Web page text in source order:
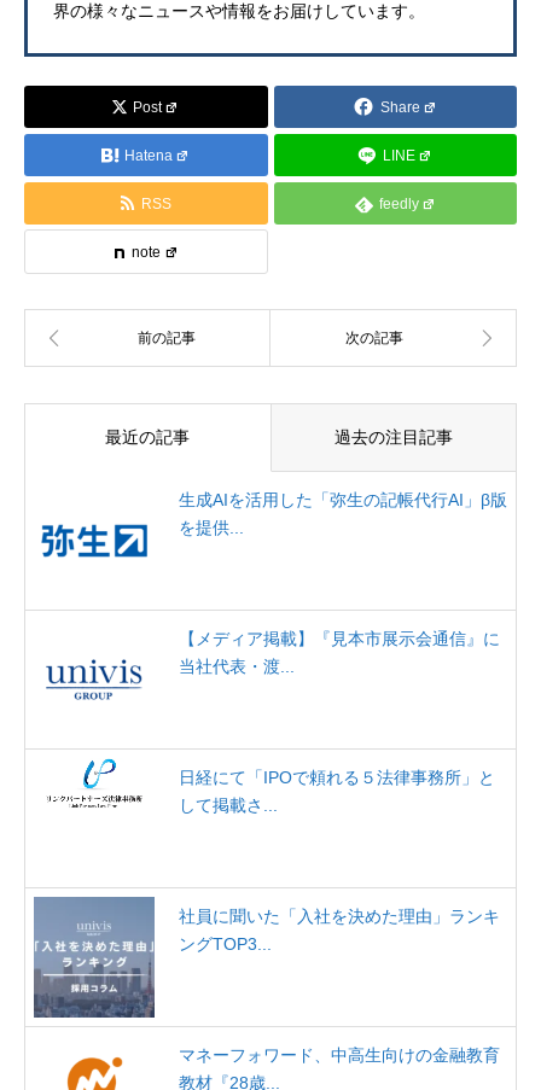
界の様々なニュースや情報をお届けしています。
Post Share
Hatena LINE
RSS feedly
note
最近の記事 過去の注目記事
生成AIを活用した「弥生の記帳代行AI」β版
を提供...
【メディア掲載】『見本市展示会通信』に
当社代表・渡...
日経にて「IPOで頼れる５法律事務所」と
して掲載さ...
社員に聞いた「入社を決めた理由」ランキ
ングTOP3...
マネーフォワード、中高生向けの金融教育
教材『28歳...